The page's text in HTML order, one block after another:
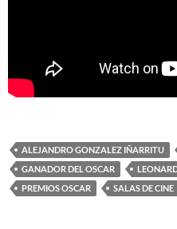
ALEJANDRO GONZALEZ IÑARRITU
GANADOR DEL OSCAR
PREMIOS OSCAR
SALAS DE CINE